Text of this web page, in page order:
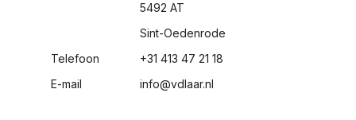
Telefoon
E-mail
5492 AT
Sint-Oedenrode
+31 413 47 21 18
info@vdlaar.nl